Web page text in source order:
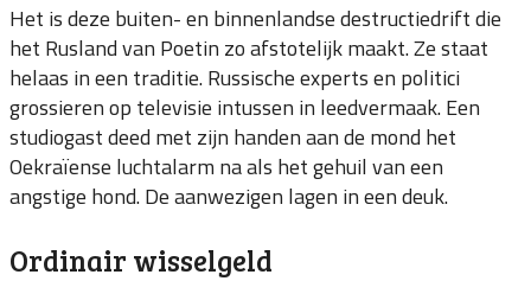
Het is deze buiten- en binnenlandse destructiedrift die
het Rusland van Poetin zo afstotelijk maakt. Ze staat
helaas in een traditie. Russische experts en politici
grossieren op televisie intussen in leedvermaak. Een
studiogast deed met zijn handen aan de mond het
Oekraïense luchtalarm na als het gehuil van een
angstige hond. De aanwezigen lagen in een deuk.
Ordinair wisselgeld